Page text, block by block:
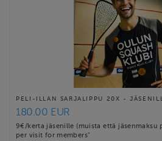
PELI-ILLAN SARJALIPPU 20X -
180.00 EUR
9€/kerta jäsenille (muista että jäsenmaksu
per visit for members"